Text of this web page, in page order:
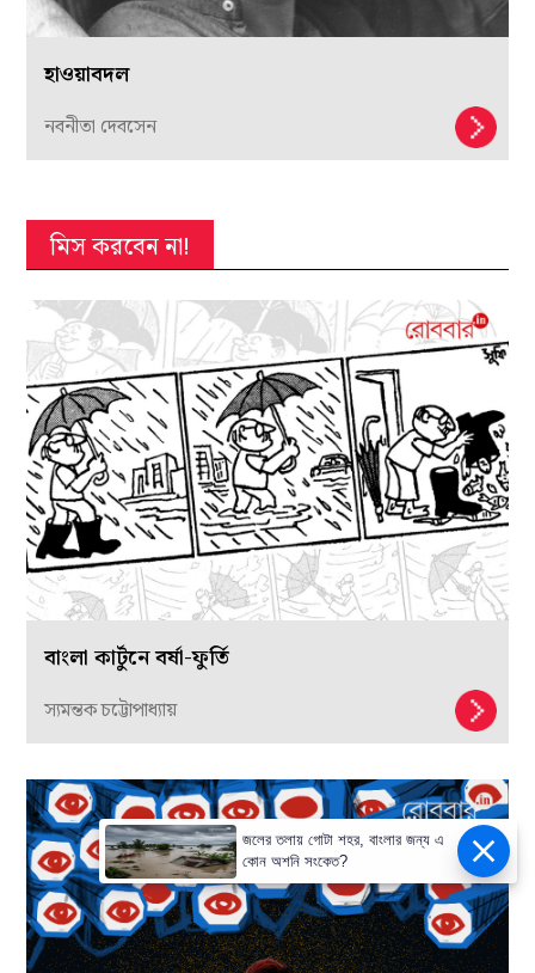
হাওয়াবদল
নবনীতা দেবসেন
মিস করবেন না!
বাংলা কার্টুনে বর্ষা-ফুর্তি
স্যমন্তক চট্টোপাধ্যায়
জলের তলায় গোটা শহর, বাংলার জন্য এ
কোন অশনি সংকেত?